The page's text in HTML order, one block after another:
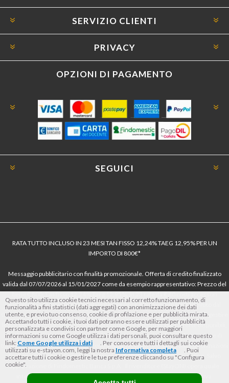
SERVIZIO CLIENTI
PRIVACY
OPZIONI DI PAGAMENTO
SEGUICI
RATA TUTTO INCLUSO IN 23 MESI TAN FISSO 12,24% TAEG 12,95% PER UN
IMPORTO DI 800€*
Messaggio pubblicitario con finalità promozionale. Offerta di credito finalizzato
valida dal 07/07/2026 al 15/01/2027 come da esempio rappresentativo: Prezzo del
dell’offerta azzerati. Importo totale del credito € 800. Importo totale dovuto dal
Consumatore € 920. Decorrenza media della prima rata a 90 giorni. Al fine di gestire
le tue spese in modo responsabile e di conoscere eventuali altre offerte disponibili,
Findomestic ti ricorda, prima di sottoscrivere il contratto, di prendere visione di
tutte le condizioni economiche e contrattuali, facendo riferimento alle Informazioni
Europee di Base sul Credito ai Consumatori (IEBCC) nel percorso online. Salvo
approvazione di Findomestic Banca S.p.A.. Il rivenditore (StayON) opera quale
intermediario del credito per Findomestic Banca S.p.A., non in esclusiva.
Questo sito utilizza cookie tecnici necessari al corretto funzionamento, di
funzionalità a fini statistici (dati aggregati) con anonimizzazione dei dati
utente, e previo tuo consenso, cookie di profilazione e per pubblicità mirata.
Accettando tutti i cookie, i tuoi dati potranno essere utilizzati per pubblicità
personalizzata e condivisi con partner come Google, per maggiori
informazioni su come Google utilizza i dati personali, puoi consultare questo
link: Come Google utilizza i dati
. Per conoscere tutti i dettagli sui cookie
utilizzati su e-stayon.com, leggi la nostra Informativa completa
. Puoi
accettare tutti i cookie o gestire le tue preferenze cliccando su "Configura
cookie".